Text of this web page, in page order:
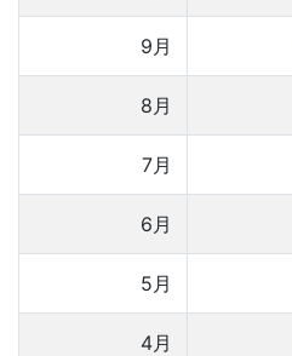
9月
8月
7月
6月
5月
4月